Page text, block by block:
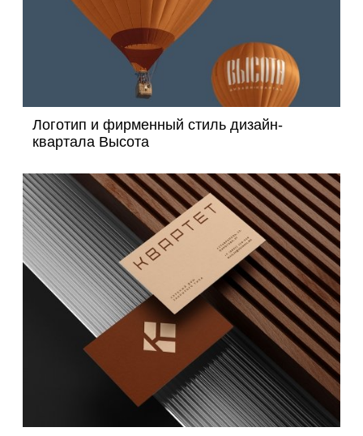
Логотип и фирменный стиль дизайн-
квартала Высота